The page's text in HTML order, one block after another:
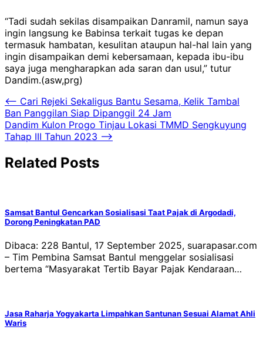
“Tadi sudah sekilas disampaikan Danramil, namun saya
ingin langsung ke Babinsa terkait tugas ke depan
termasuk hambatan, kesulitan ataupun hal-hal lain yang
ingin disampaikan demi kebersamaan, kepada ibu-ibu
saya juga mengharapkan ada saran dan usul,” tutur
Dandim.(asw,prg)
Navigasi
pos
⟵ Cari Rejeki Sekaligus Bantu Sesama, Kelik Tambal
Ban Panggilan Siap Dipanggil 24 Jam
Dandim Kulon Progo Tinjau Lokasi TMMD Sengkuyung
Tahap III Tahun 2023 ⟶
Related Posts
Samsat Bantul Gencarkan Sosialisasi Taat Pajak di Argodadi,
Dorong Peningkatan PAD
Dibaca: 228 Bantul, 17 September 2025, suarapasar.com
– Tim Pembina Samsat Bantul menggelar sosialisasi
bertema “Masyarakat Tertib Bayar Pajak Kendaraan…
Jasa Raharja Yogyakarta Limpahkan Santunan Sesuai Alamat Ahli
Waris